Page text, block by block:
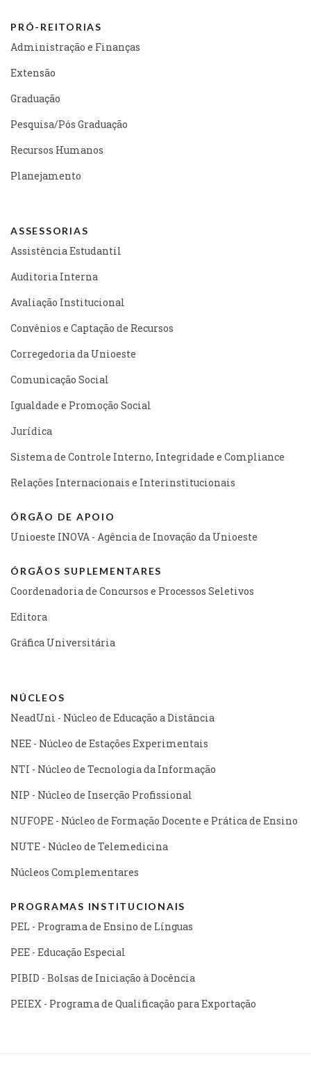
PRÓ-REITORIAS
Administração e Finanças
Extensão
Graduação
Pesquisa/Pós Graduação
Recursos Humanos
Planejamento
ASSESSORIAS
Assistência Estudantil
Auditoria Interna
Avaliação Institucional
Convênios e Captação de Recursos
Corregedoria da Unioeste
Comunicação Social
Igualdade e Promoção Social
Jurídica
Sistema de Controle Interno, Integridade e Compliance
Relações Internacionais e Interinstitucionais
ÓRGÃO DE APOIO
Unioeste INOVA - Agência de Inovação da Unioeste
ÓRGÃOS SUPLEMENTARES
Coordenadoria de Concursos e Processos Seletivos
Editora
Gráfica Universitária
NÚCLEOS
NeadUni - Núcleo de Educação a Distância
NEE - Núcleo de Estações Experimentais
NTI - Núcleo de Tecnologia da Informação
NIP - Núcleo de Inserção Profissional
NUFOPE - Núcleo de Formação Docente e Prática de Ensino
NUTE - Núcleo de Telemedicina
Núcleos Complementares
PROGRAMAS INSTITUCIONAIS
PEL - Programa de Ensino de Línguas
PEE - Educação Especial
PIBID - Bolsas de Iniciação à Docência
PEIEX - Programa de Qualificação para Exportação